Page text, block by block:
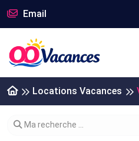
Email
Locations Vacances
Modifier votre recherche
Ma recherche ...